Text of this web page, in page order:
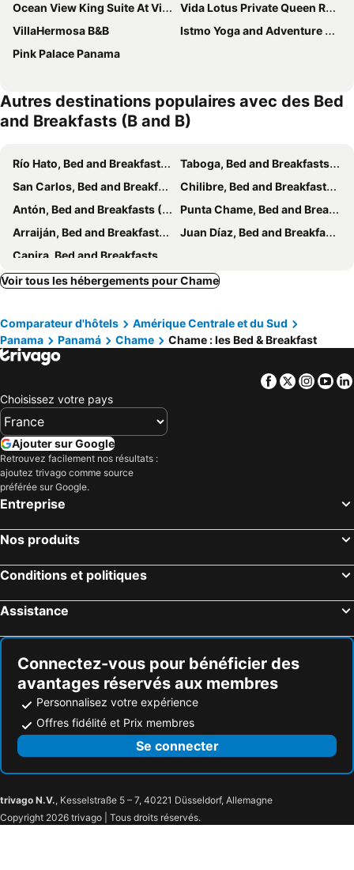
Ocean View King Suite At Vida Lotus Retreat & Spa
Vida Lotus Private Queen Room 1
VillaHermosa B&B
Istmo Yoga and Adventure Retreat
Pink Palace Panama
Autres destinations populaires avec des Bed
and Breakfasts (B and B)
Río Hato, Bed and Breakfasts (B and B)
Taboga, Bed and Breakfasts (B and B)
San Carlos, Bed and Breakfasts (B and B)
Chilibre, Bed and Breakfasts (B and B)
Antón, Bed and Breakfasts (B and B)
Punta Chame, Bed and Breakfasts (B and B)
Arraiján, Bed and Breakfasts (B and B)
Juan Díaz, Bed and Breakfasts (B and B)
Capira, Bed and Breakfasts (B and B)
Voir tous les hébergements pour Chame
Comparateur d'hôtels
Amérique Centrale et du Sud
Panama
Panamá Chame Chame : les Bed & Breakfast
Facebook
Twitter
Choisissez votre pays
Ajouter sur Google
Retrouvez facilement nos résultats :
ajoutez trivago comme source
préférée sur Google.
Entreprise
Nos produits
Conditions et politiques
Assistance
Connectez-vous pour bénéficier des
avantages réservés aux membres
Personnalisez votre expérience
Offres fidélité et Prix membres
Se connecter
trivago N.V., Kesselstraße 5 – 7, 40221 Düsseldorf, Allemagne
Copyright 2026 trivago | Tous droits réservés.